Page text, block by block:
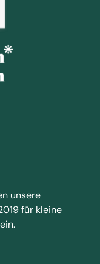
unsere
für kleine